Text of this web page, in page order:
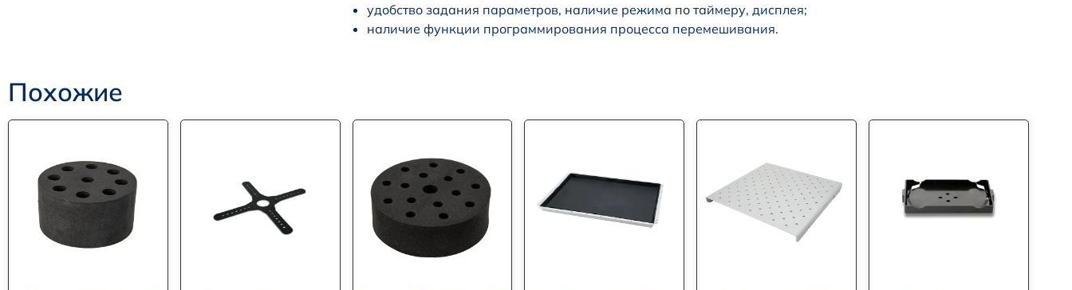
удобство задания параметров, наличие режима по таймеру, дисплея;
наличие функции программирования процесса перемешивания.
Похожие